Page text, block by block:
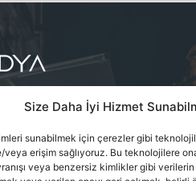
Size Daha İyi Hizmet
sunabilmek için çerezler gibi
veya erişim sağlıyoruz. Bu teknolojilere
veya benzersiz kimlikler gibi
Sigortamedya Yayıncılık A.Ş.'ye
izin alınmadan kullanılamaz.